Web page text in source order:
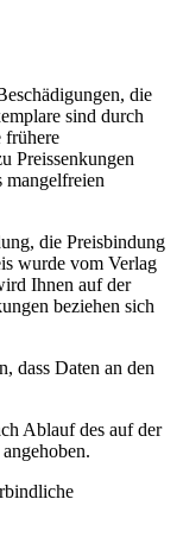
die
sind durch
frühere
Preissenkungen
mangelfreien
die Preisbindung
wurde vom Verlag
Ihnen auf der
beziehen sich
dass Daten an den
Ablauf des auf der